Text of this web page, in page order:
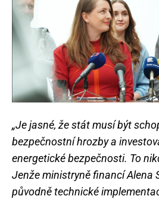
„Je jasné, že stát musí být
bezpečnostní hrozby a
energetické bezpečnosti. To
Jenže ministryně financí Alena
původně technické